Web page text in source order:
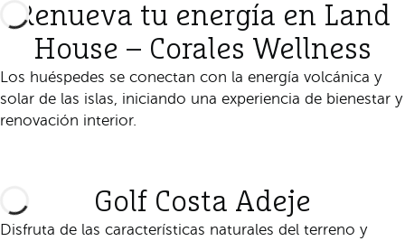
Renueva tu energía en Land
House – Corales Wellness
Los huéspedes se conectan con la energía volcánica y
solar de las islas, iniciando una experiencia de bienestar y
renovación interior.
Golf Costa Adeje
Disfruta de las características naturales del terreno y